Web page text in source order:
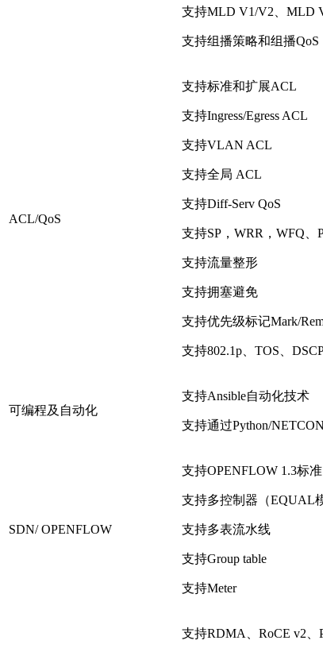
支持MLD V1/V2、MLD
支持组播策略和组播QoS
ACL/QoS
支持标准和扩展ACL
支持Ingress/Egress ACL
支持VLAN ACL
支持全局 ACL
支持Diff-Serv QoS
支持SP，WRR，WFQ、
支持流量整形
支持拥塞避免
支持优先级标记Mark/
支持802.1p、TOS、
可编程及自动化
支持Ansible自动化技术
支持通过Python/
SDN/ OPENFLOW
支持OPENFLOW 1.3标准
支持多控制器（EQUAL
支持多表流水线
支持Group table
支持Meter
支持RDMA、RoCE v2